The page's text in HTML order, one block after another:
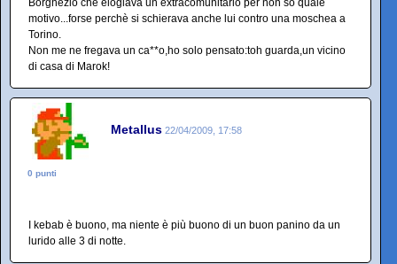
Borghezio che elogiava un extracomunitario per non so quale
motivo...forse perchè si schierava anche lui contro una moschea a
Torino.
Non me ne fregava un ca**o,ho solo pensato:toh guarda,un vicino
di casa di Marok!
Metallus 22/04/2009, 17:58
0 punti
I kebab è buono, ma niente è più buono di un buon panino da un
lurido alle 3 di notte.